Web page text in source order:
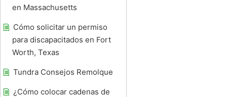
en Massachusetts
Cómo solicitar un permiso
para discapacitados en Fort
Worth, Texas
Tundra Consejos Remolque
¿Cómo colocar cadenas de